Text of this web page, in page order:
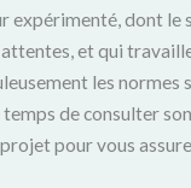
expérimenté, dont le
et qui
les normes
temps de consulter
pour vous